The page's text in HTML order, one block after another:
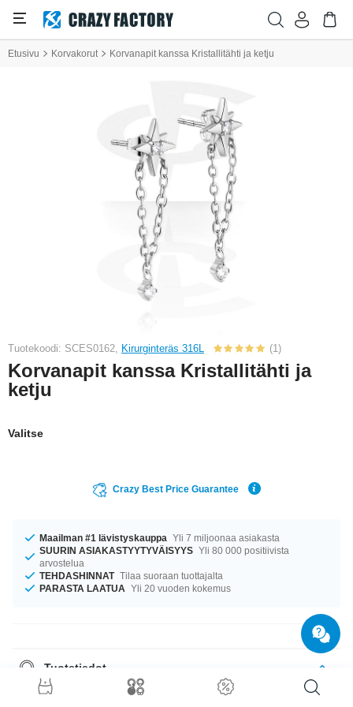
Etusivu Korvakorut Korvanapit kanssa Kristallitähti ja ketju
Tuotekoodi: SCES0162, Kirurginteräs 316L (1)
Korvanapit kanssa Kristallitähti ja
ketju
Valitse
Crazy Best Price Guarantee
Maailman #1 lävistyskauppa Yli 7 miljoonaa asiakasta
SUURIN ASIAKASTYYTYVÄISYYS Yli 80 000 positiivista
arvostelua
TEHDASHINNAT Tilaa suoraan tuottajalta
PARASTA LAATUA Yli 20 vuoden kokemus
Tuotetiedot
Ihanan kiven väri on Crystal. sensaatiomainen huippuluokan tuote